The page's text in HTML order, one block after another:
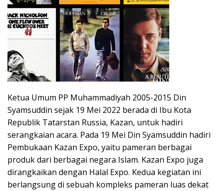
Ketua Umum PP Muhammadiyah 2005-2015 Din
Syamsuddin sejak 19 Mei 2022 berada di Ibu Kota
Republik Tatarstan Russia, Kazan, untuk hadiri
serangkaian acara. Pada 19 Mei Din Syamsuddin hadiri
Pembukaan Kazan Expo, yaitu pameran berbagai
produk dari berbagai negara Islam. Kazan Expo juga
dirangkaikan dengan Halal Expo. Kedua kegiatan ini
berlangsung di sebuah kompleks pameran luas dekat